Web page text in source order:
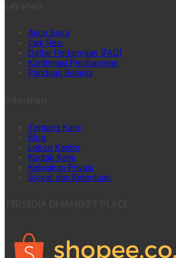
Akun Saya
Cek Resi
Daftar Pertanyaan (FAQ)
Konfirmasi Pembayaran
Panduan Belanja
Tentang Kami
Blog
Lokasi Kantor
Kontak Kami
Kebijakan Privasi
Syarat dan Ketentuan